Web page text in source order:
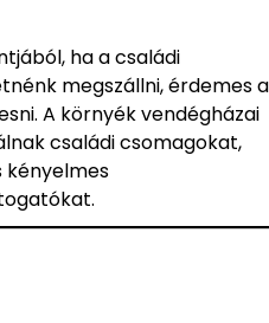
ha a családi
megszállni, érdemes a
A környék vendégházai
családi csomagokat,
kényelmes